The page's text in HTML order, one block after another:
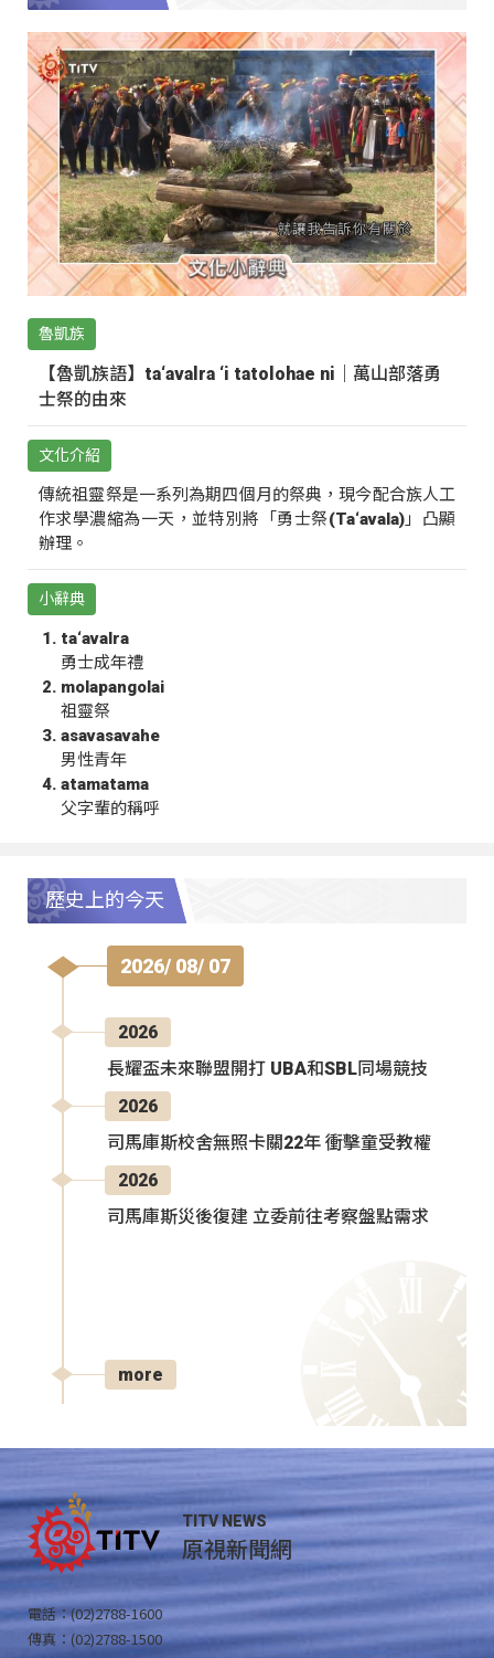
魯凱族
【魯凱族語】ta‘avalra ‘i tatolohae ni｜萬山部落勇
士祭的由來
文化介紹
傳統祖靈祭是一系列為期四個月的祭典，現今配合族人工
作求學濃縮為一天，並特別將「勇士祭(Ta‘avala)」凸顯
辦理。
小辭典
ta‘avalra
勇士成年禮
molapangolai
祖靈祭
asavasavahe
男性青年
atamatama
父字輩的稱呼
歷史上的今天
2026/ 08/ 07
2026
長耀盃未來聯盟開打 UBA和SBL同場競技
2026
司馬庫斯校舍無照卡關22年 衝擊童受教權
2026
司馬庫斯災後復建 立委前往考察盤點需求
more
TITV NEWS
原視新聞網
電話：(02)2788-1600
傳真：(02)2788-1500